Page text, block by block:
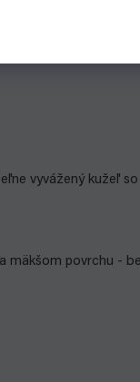
vyvážený kužeľ
mäkšom povrchu -